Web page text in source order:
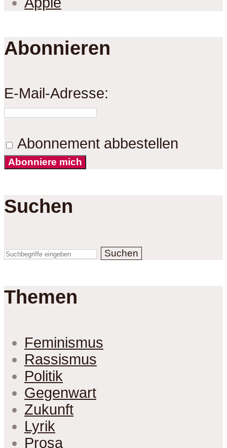
Abonnieren
E-Mail-Adresse:
Abonnement abbestellen
Abonniere mich
Suchen
Suchen
Themen
Feminismus
Rassismus
Politik
Gegenwart
Zukunft
Lyrik
Prosa